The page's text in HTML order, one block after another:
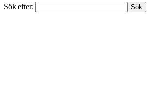
Sök efter: